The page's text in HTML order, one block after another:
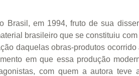
Brasil, em 1994, fruto de sua
brasileiro que se constituiu
daquelas obras-produtos
em que essa produção
com quem a autora teve